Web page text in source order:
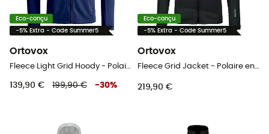
Eco-conçu
-5% Extra - Code Summer5
Ortovox
Fleece Light Grid Hoody - Polaire en laine mérinos homme
139,90 € 199,90 € -30%
Eco-conçu
-5% Extra - Code Summer5
Ortovox
Fleece Grid Jacket - Polaire en laine mérinos femme
219,90 €